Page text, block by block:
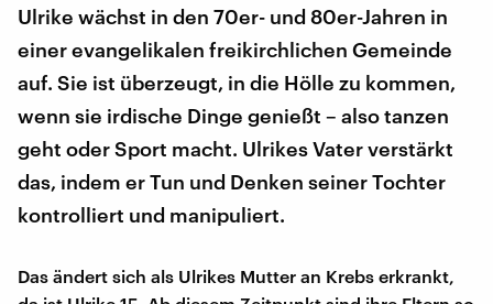
Ulrike wächst in den 70er- und 80er-Jahren in
einer evangelikalen freikirchlichen Gemeinde
auf. Sie ist überzeugt, in die Hölle zu kommen,
wenn sie irdische Dinge genießt – also tanzen
geht oder Sport macht. Ulrikes Vater verstärkt
das, indem er Tun und Denken seiner Tochter
kontrolliert und manipuliert.
Das ändert sich als Ulrikes Mutter an Krebs erkrankt,